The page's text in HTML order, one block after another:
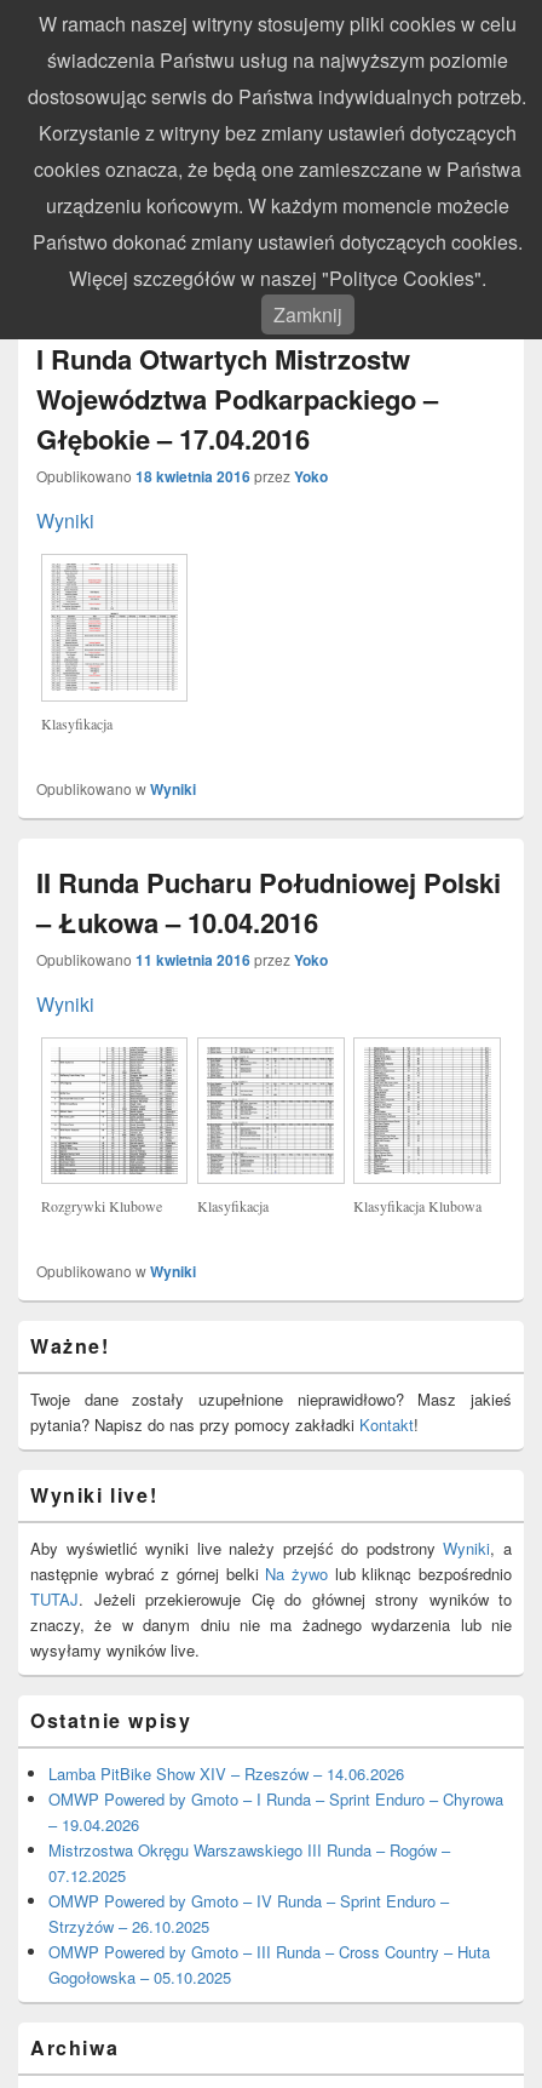
WynikiZawodow.pl
Profesjonalny elektroniczny pomiar czasu – chronometraż zawodów
sportowych
Search
for:
Search
MIESIĄC: KWIECIEŃ 2016
I Runda Otwartych Mistrzostw
Województwa Podkarpackiego –
Głębokie – 17.04.2016
Opublikowano 18 kwietnia 2016przezYoko
Wyniki
Klasyfikacja
Opublikowano wWyniki
II Runda Pucharu Południowej Polski
– Łukowa – 10.04.2016
Opublikowano 11 kwietnia 2016przezYoko
Wyniki
Rozgrywki Klubowe Klasyfikacja Klasyfikacja Klubowa
Opublikowano wWyniki
Sidebar
Widget
Area
Ważne!
Twoje dane zostały uzupełnione nieprawidłowo? Masz jakieś
pytania? Napisz do nas przy pomocy zakładki Kontakt!
Wyniki live!
Aby wyświetlić wyniki live należy przejść do podstronyWyniki, a
następnie wybrać z górnej belki Na żywo lub kliknąc bezpośrednio
TUTAJ. Jeżeli przekierowuje Cię do głównej strony wyników to
znaczy, że w danym dniu nie ma żadnego wydarzenia lub nie
wysyłamy wyników live.
Ostatnie wpisy
Lamba PitBike Show XIV – Rzeszów – 14.06.2026
OMWP Powered by Gmoto – I Runda – Sprint Enduro – Chyrowa
– 19.04.2026
Mistrzostwa Okręgu Warszawskiego III Runda – Rogów –
07.12.2025
OMWP Powered by Gmoto – IV Runda – Sprint Enduro –
Strzyżów – 26.10.2025
OMWP Powered by Gmoto – III Runda – Cross Country – Huta
Gogołowska – 05.10.2025
Archiwa
W ramach naszej witryny stosujemy pliki cookies w celu
świadczenia Państwu usług na najwyższym poziomie
dostosowując serwis do Państwa indywidualnych potrzeb.
Korzystanie z witryny bez zmiany ustawień dotyczących
cookies oznacza, że będą one zamieszczane w Państwa
urządzeniu końcowym. W każdym momencie możecie
Państwo dokonać zmiany ustawień dotyczących cookies.
Więcej szczegółów w naszej "Polityce Cookies".
Zamknij